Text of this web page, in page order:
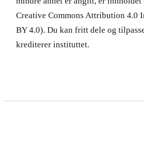
Creative Commons Attribution 4.0
BY 4.0). Du kan fritt dele og
krediterer instituttet.